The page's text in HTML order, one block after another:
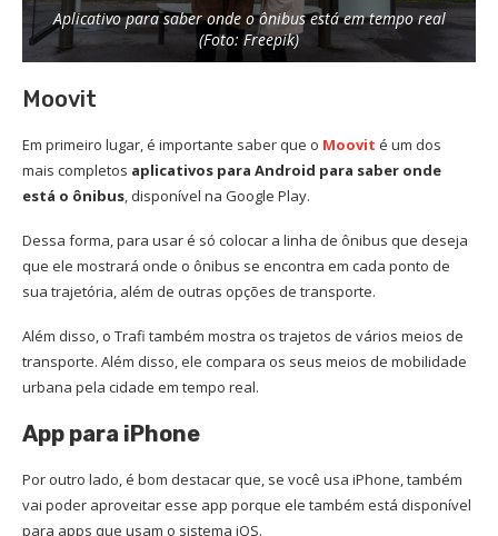
Aplicativo para saber onde o ônibus está em tempo real
(Foto: Freepik)
Moovit
Em primeiro lugar, é importante saber que o Moovit é um dos
mais completos aplicativos para Android para saber onde
está o ônibus , disponível na Google Play.
Dessa forma, para usar é só colocar a linha de ônibus que deseja
que ele mostrará onde o ônibus se encontra em cada ponto de
sua trajetória, além de outras opções de transporte.
Além disso, o Trafi também mostra os trajetos de vários meios de
transporte. Além disso, ele compara os seus meios de mobilidade
urbana pela cidade em tempo real.
App para iPhone
Por outro lado, é bom destacar que, se você usa iPhone, também
vai poder aproveitar esse app porque ele também está disponível
para apps que usam o sistema iOS.